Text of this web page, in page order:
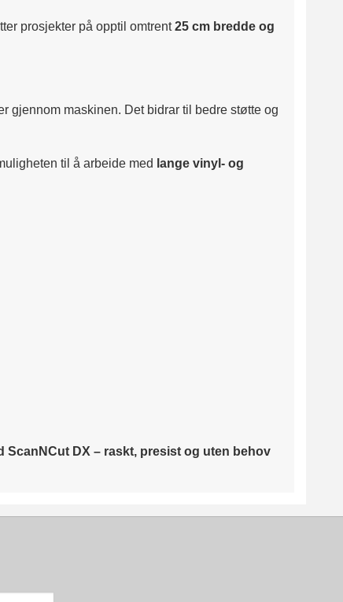
prosjekter på opptil omtrent25 cm bredde og
gjennom maskinen. Det bidrar til bedre støtte og
til å arbeide med lange vinyl- og
ScanNCut DX – raskt, presist og uten behov